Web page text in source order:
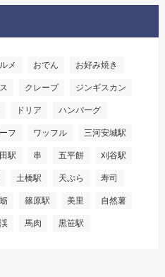
メ おでん お好み焼き
クレープ ジンギスカン
ドリア ハンバーグ
フ ワッフル 三河安城駅
駅 串 五平餅 刈谷駅
土橋駅 天ぷら 寿司
篠原駅 美里 自然薯
馬肉 黒笹駅